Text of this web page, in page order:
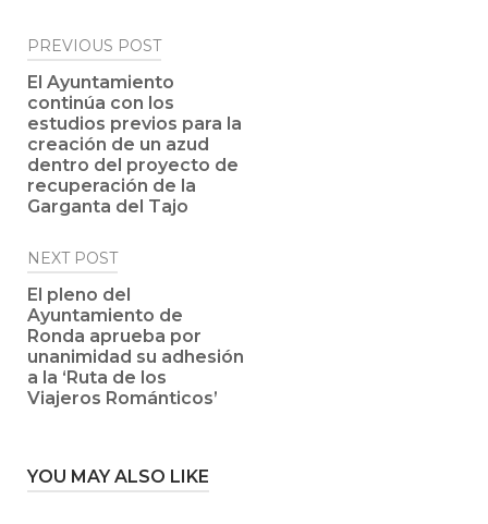
Post
navigation
PREVIOUS POST
El Ayuntamiento
continúa con los
estudios previos para la
creación de un azud
dentro del proyecto de
recuperación de la
Garganta del Tajo
NEXT POST
El pleno del
Ayuntamiento de
Ronda aprueba por
unanimidad su adhesión
a la ‘Ruta de los
Viajeros Románticos’
YOU MAY ALSO LIKE